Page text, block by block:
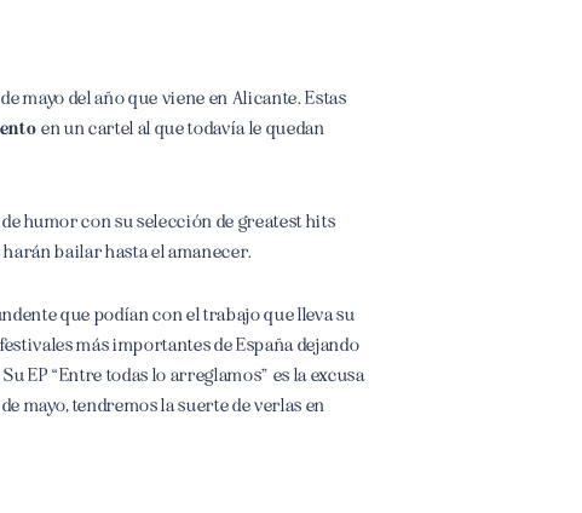
mayo del año que viene en Alicante. Estas
en un cartel al que todavía le quedan
humor con su selección de greatest hits
harán bailar hasta el amanecer.
que podían con el trabajo que lleva su
más importantes de España dejando
EP “Entre todas lo arreglamos” es la excusa
mayo, tendremos la suerte de verlas en